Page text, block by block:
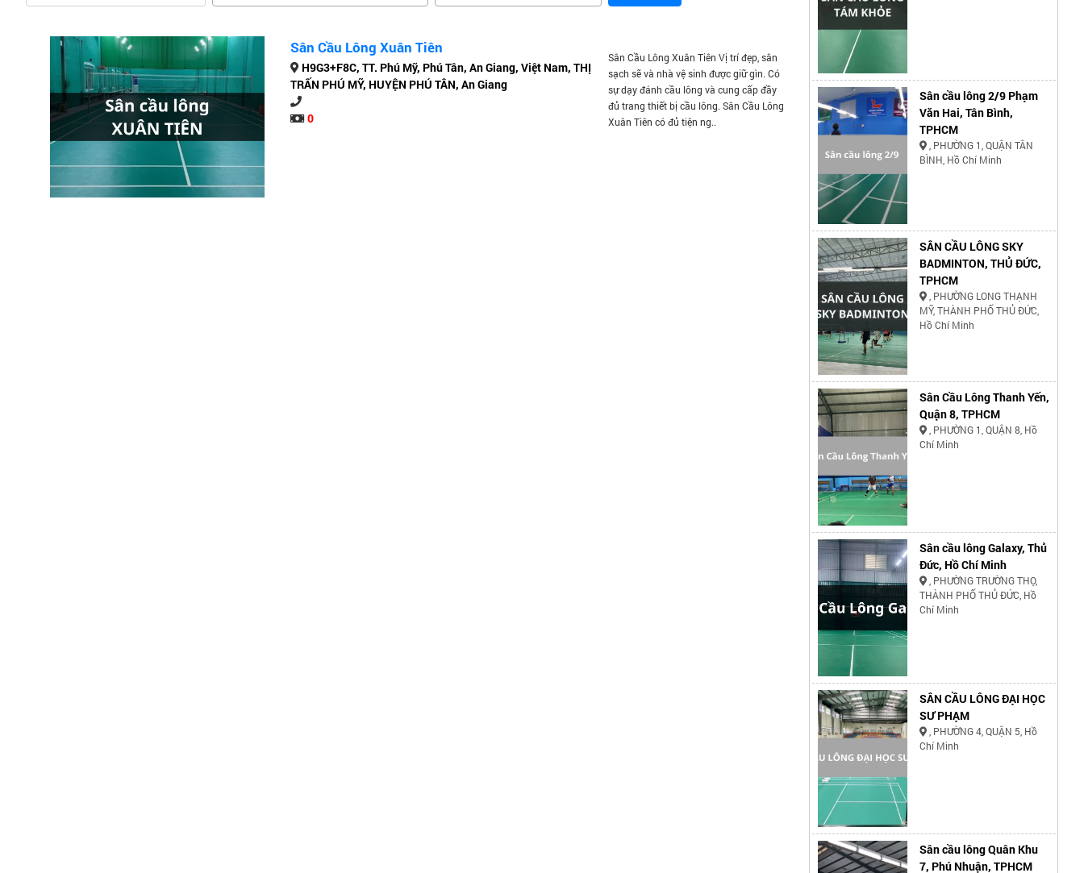
Sân Cầu Lông Xuân Tiên
H9G3+F8C, TT. Phú Mỹ, Phú Tân, An Giang, Việt Nam, THỊ
TRẤN PHÚ MỸ, HUYỆN PHÚ TÂN, An Giang
0
Sân Cầu Lông Xuân Tiên Vị trí đẹp, sân
sạch sẽ và nhà vệ sinh được giữ gìn. Có
sự dạy đánh cầu lông và cung cấp đầy
đủ trang thiết bị cầu lông. Sân Cầu Lông
Xuân Tiên có đủ tiện ng..
Sân cầu lông 2/9 Phạm
Văn Hai, Tân Bình,
TPHCM
, PHƯỜNG 1, QUẬN TÂN
BÌNH, Hồ Chí Minh
SÂN CẦU LÔNG SKY
BADMINTON, THỦ ĐỨC,
TPHCM
, PHƯỜNG LONG THẠNH
MỸ, THÀNH PHỐ THỦ ĐỨC,
Hồ Chí Minh
Sân Cầu Lông Thanh Yến,
Quận 8, TPHCM
, PHƯỜNG 1, QUẬN 8, Hồ
Chí Minh
Sân cầu lông Galaxy, Thủ
Đức, Hồ Chí Minh
, PHƯỜNG TRƯỜNG THỌ,
THÀNH PHỐ THỦ ĐỨC, Hồ
Chí Minh
SÂN CẦU LÔNG ĐẠI HỌC
SƯ PHẠM
, PHƯỜNG 4, QUẬN 5, Hồ
Chí Minh
Sân cầu lông Quân Khu
7, Phú Nhuận, TPHCM